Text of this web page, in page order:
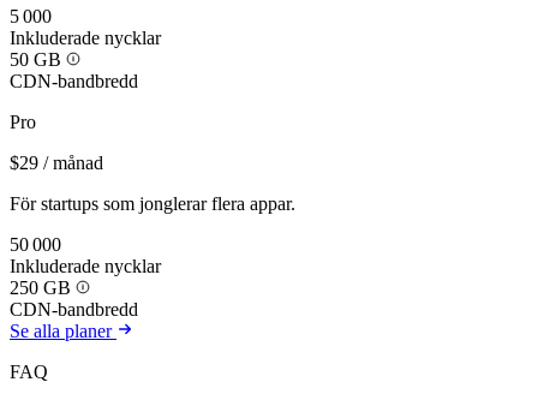
5 000
Inkluderade nycklar
50 GB
CDN-bandbredd
Pro
$29 / månad
För startups som jonglerar flera appar.
50 000
Inkluderade nycklar
250 GB
CDN-bandbredd
Se alla planer
FAQ